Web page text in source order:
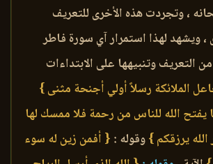
، وتجردت هذه الأخرى للتعريف
، ويشهد لهذا استمرار آي سورة فاطر
التعريف وتنبيهها على الابتداءات
الملائكة رسلاً أولي أجنحة مثنى }
يفتح الله للناس من رحمة فلا ممسك لها
يرزقكم }وقوله : { أفمن زين له سوء